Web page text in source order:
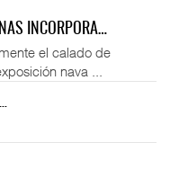
INCORPORA…
el calado de
nava ...